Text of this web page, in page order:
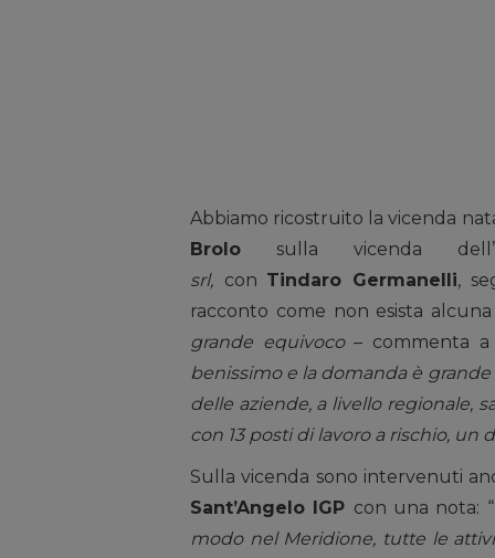
Abbiamo ricostruito la vicenda
Brolo sulla vicenda
srl, con Tindaro Germanelli,
racconto come non esista
grande equivoco– commenta
benissimo e la domanda è grande
delle aziende, a livello regionale,
con 13 posti di lavoro a rischio, un
Sulla vicenda sono intervenuti
Sant’Angelo IGP con una nota: “
modo nel Meridione, tutte le